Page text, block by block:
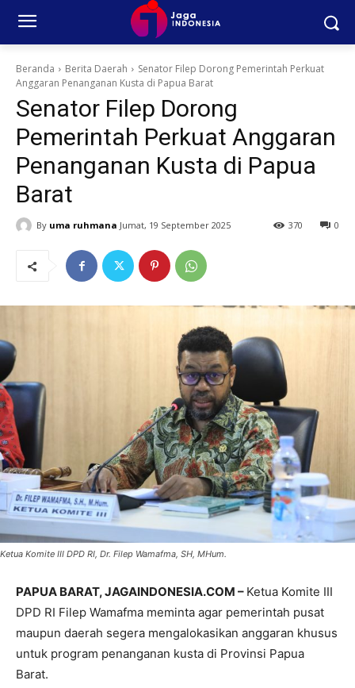
Beranda Berita Daerah
Senator Filep Dorong Pemerintah Perkuat
Anggaran Penanganan Kusta di Papua Barat
Senator Filep Dorong
Pemerintah Perkuat Anggaran
Penanganan Kusta di Papua
Barat
By uma ruhmana Jumat, 19 September 2025 0
370
Ketua Komite III DPD RI, Dr. Filep Wamafma, SH, MHum.
PAPUA BARAT, JAGAINDONESIA.COM – Ketua Komite III
DPD RI Filep Wamafma meminta agar pemerintah pusat
maupun daerah segera mengalokasikan anggaran khusus
untuk program penanganan kusta di Provinsi Papua
Barat.